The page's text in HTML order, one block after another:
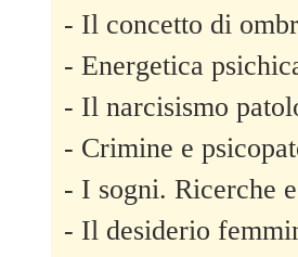
- Il concetto di
- Energetica
- Il narcisismo
- Crimine e
- I sogni. Ricerche
- Il desiderio